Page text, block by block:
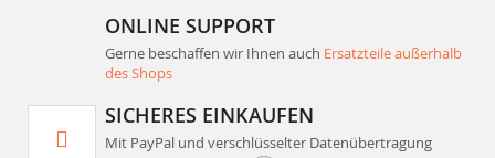
ONLINE SUPPORT
Gerne beschaffen wir Ihnen auch Ersatzteile außerhalb
des Shops
SICHERES EINKAUFEN
Mit PayPal und verschlüsselter Datenübertragung